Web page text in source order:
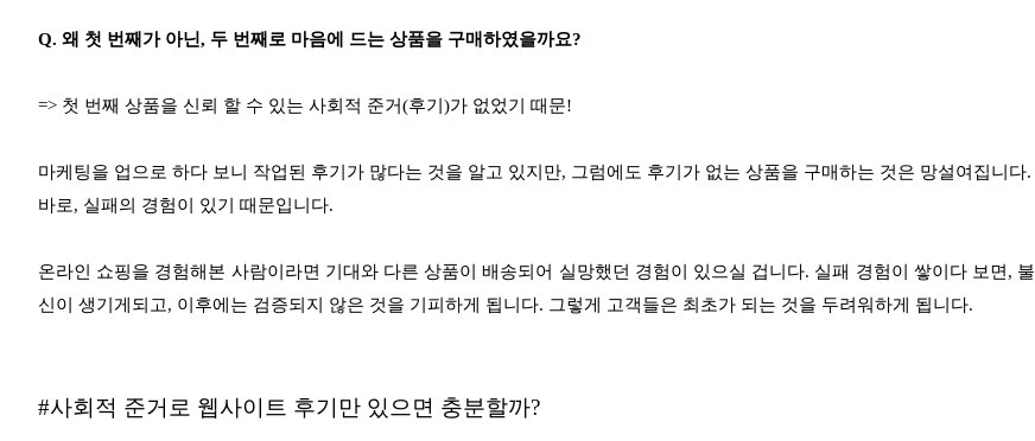
Q. 왜 첫 번째가 아닌, 두 번째로 마음에 드는 상품을 구매하였을까요?
=> 첫 번째 상품을 신뢰 할 수 있는 사회적 준거(후기)가 없었기 때문!
마케팅을 업으로 하다 보니 작업된 후기가 많다는 것을 알고 있지만, 그럼에도 후기가 없는 상품을 구매하는 것은 망설여집니다.
바로, 실패의 경험이 있기 때문입니다.
온라인 쇼핑을 경험해본 사람이라면 기대와 다른 상품이 배송되어 실망했던 경험이 있으실 겁니다. 실패 경험이 쌓이다 보면, 불
신이 생기게되고, 이후에는 검증되지 않은 것을 기피하게 됩니다. 그렇게 고객들은 최초가 되는 것을 두려워하게 됩니다.
#사회적 준거로 웹사이트 후기만 있으면 충분할까?